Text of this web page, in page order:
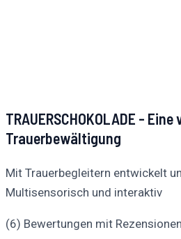
TRAUERSCHOKOLADE -
Trauerbewältigung
Mit Trauerbegleitern entwickelt
Multisensorisch und interaktiv
(6) Bewertungen mit Rezensionen